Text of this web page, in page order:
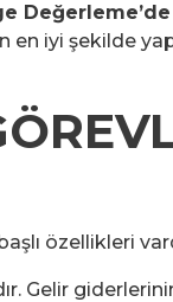
Değerleme’de
en iyi şekilde
özellikleri
Gelir